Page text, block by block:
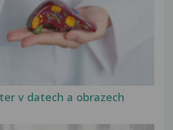
v datech a obrazech